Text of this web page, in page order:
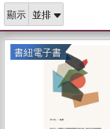
顯示
書紐電子書